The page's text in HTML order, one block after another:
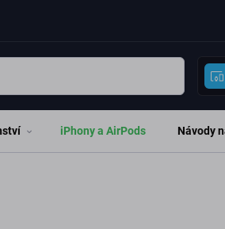
iPhony a AirPods Návody